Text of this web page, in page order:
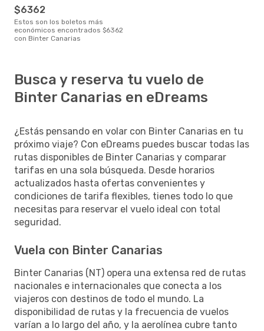
$6362
Estos son los boletos más
económicos encontrados $6362
con Binter Canarias
Busca y reserva tu vuelo de
Binter Canarias en eDreams
¿Estás pensando en volar con Binter Canarias en tu
próximo viaje? Con eDreams puedes buscar todas las
rutas disponibles de Binter Canarias y comparar
tarifas en una sola búsqueda. Desde horarios
actualizados hasta ofertas convenientes y
condiciones de tarifa flexibles, tienes todo lo que
necesitas para reservar el vuelo ideal con total
seguridad.
Vuela con Binter Canarias
Binter Canarias (NT) opera una extensa red de rutas
nacionales e internacionales que conecta a los
viajeros con destinos de todo el mundo. La
disponibilidad de rutas y la frecuencia de vuelos
varían a lo largo del año, y la aerolínea cubre tanto